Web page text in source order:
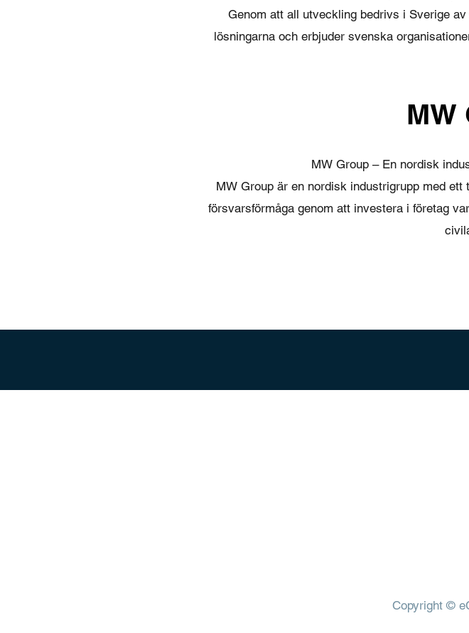
Genom att all utveckling bedrivs i Sverige
lösningarna och erbjuder svenska
MW
MW Group – En nordisk
MW Group är en nordisk industrigrupp med
försvarsförmåga genom att investera i företag
Copyright ©